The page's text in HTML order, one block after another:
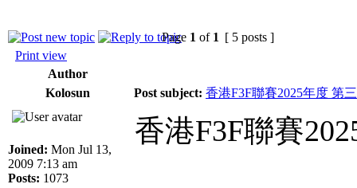
Page 1 of 1 [ 5 posts ]
Print view
Author
Kolosun
Post subject: 香港F3F聯賽2025年度 第
Joined: Mon Jul 13,
2009 7:13 am
Posts: 1073
香港F3F聯賽